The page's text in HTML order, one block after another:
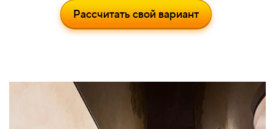
Рассчитать свой вариант